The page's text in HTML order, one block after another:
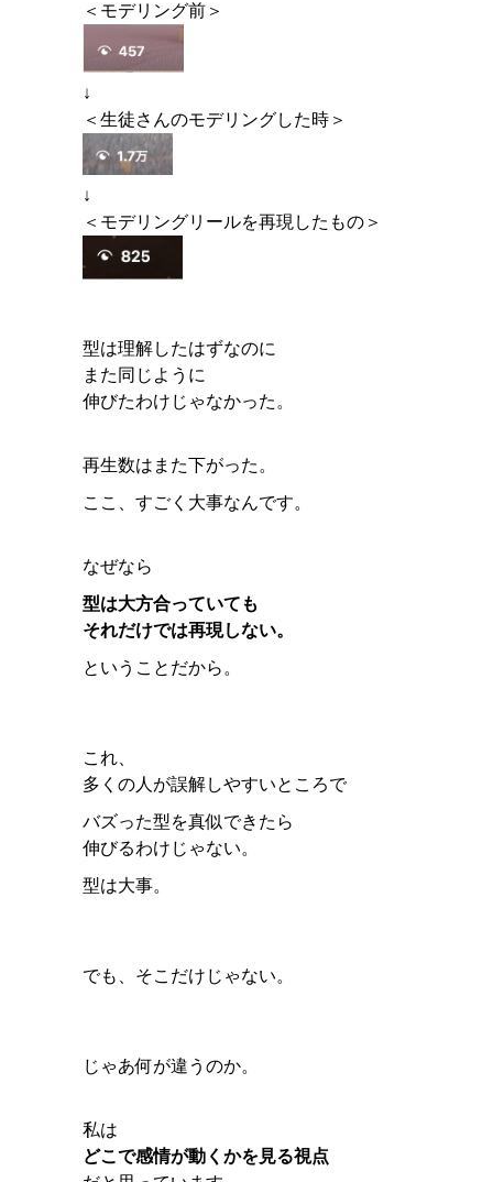
＜モデリング前＞
↓
＜生徒さんのモデリングした時＞
↓
＜モデリングリールを再現したもの＞
型は理解したはずなのに
また同じように
伸びたわけじゃなかった。
再生数はまた下がった。
ここ、すごく大事なんです。
なぜなら
型は大方合っていても
それだけでは再現しない。
ということだから。
これ、
多くの人が誤解しやすいところで
バズった型を真似できたら
伸びるわけじゃない。
型は大事。
でも、そこだけじゃない。
じゃあ何が違うのか。
私は
どこで感情が動くかを見る視点